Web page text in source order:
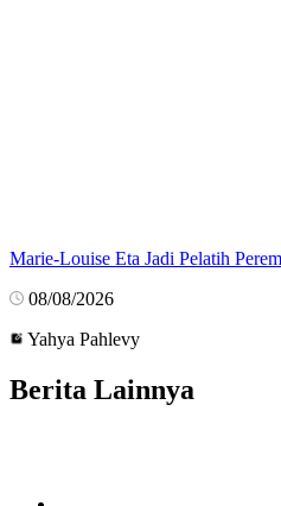
Marie-Louise Eta Jadi Pelatih
08/08/2026
Yahya Pahlevy
Berita Lainnya